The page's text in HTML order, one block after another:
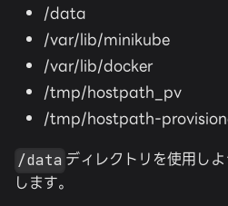
/data
/var/lib/minikube
/var/lib/docker
/tmp/hostpath_pv
/tmp/hostpath-
/data ディレクトリを使用し
します。